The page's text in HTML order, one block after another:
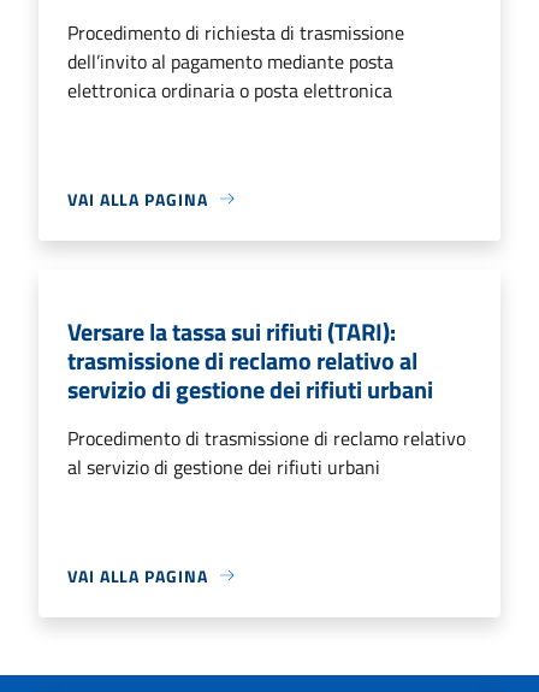
Procedimento di richiesta di trasmissione
dell’invito al pagamento mediante posta
elettronica ordinaria o posta elettronica
VAI ALLA PAGINA
Versare la tassa sui rifiuti (TARI):
trasmissione di reclamo relativo al
servizio di gestione dei rifiuti urbani
Procedimento di trasmissione di reclamo relativo
al servizio di gestione dei rifiuti urbani
VAI ALLA PAGINA